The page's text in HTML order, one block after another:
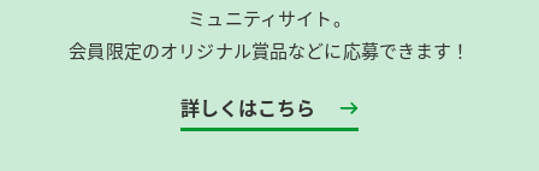
ミュニティサイト。
会員限定のオリジナル賞品などに応募できます！
詳しくはこちら